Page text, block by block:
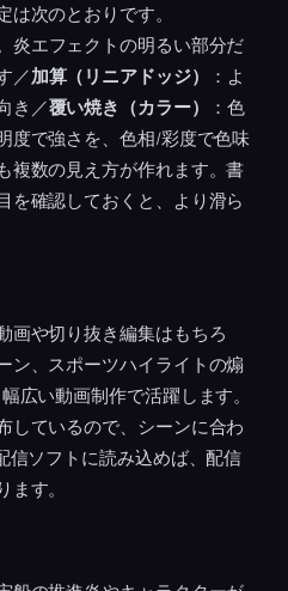
次のとおりです。
炎エフェクトの明るい部分だ
／加算（リニアドッジ）
：よ
き／覆い焼き（カラー）
：色
度で強さを、色相/彩度で色味
複数の見え方が作れます。書
を確認しておくと、より滑ら
画や切り抜き編集はもちろ
ン、スポーツハイライトの煽
広い動画制作で活躍します。
しているので、シーンに合わ
信ソフトに読み込めば、配信
す。